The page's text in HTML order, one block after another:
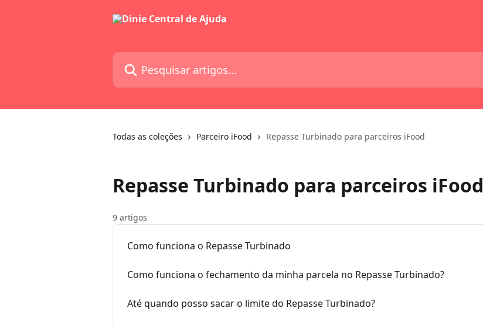
Pesquisar artigos...
Todas as coleções Parceiro iFood Repasse Turbinado para parceiros iFood
Repasse Turbinado para parceiros iFood
9 artigos
Como funciona o Repasse Turbinado
Como funciona o fechamento da minha parcela no Repasse Turbinado?
Até quando posso sacar o limite do Repasse Turbinado?